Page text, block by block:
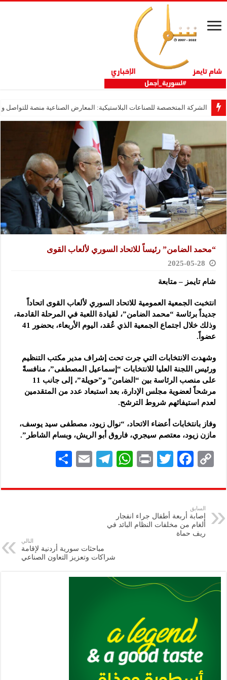
الشركة المتخصصة للصناعات البلاستيكية: المعارض الصناعية منصة للتواصل
“محمد الضامن” رئيساً للاتحاد السوري لألعاب القوى
2025-05-28
شام تايمز – متابعة
انتخبت الجمعية العمومية للاتحاد السوري لألعاب القوى اتحاداً
جديداً برئاسة “محمد الضامن”، لقيادة اللعبة في المرحلة القادمة،
وذلك خلال اجتماع الجمعية الذي عُقد، اليوم الأربعاء، بحضور 41
عضواً.
وشهدت الانتخابات التي جرت تحت إشراف مدير مكتب التنظيم
ورئيس اللجنة العليا للانتخابات “إسماعيل المصطفى”، منافسةً
على منصب الرئاسة بين “الضامن” و”حويلة”، إلى جانب 11
مرشحاً لعضوية مجلس الإدارة، بعد استبعاد عدد من المتقدمين
لعدم استيفائهم شروط الترشح.
وفاز بانتخابات أعضاء الاتحاد، “نوال زيود، مصطفى سيد يوسف،
مازن زيود، معتصم سيجري، فاروق أبو الريش، وبسام الشاطر”.
C
p
y
Li
n
F
eb
oo
k
T
tt
P
nt
W
at
A
p
Te
gr
E
ai
ar
السابق
إصابة أربعة أطفال جراء انفجار
ألغام من مخلفات النظام البائد في
ريف حماة
التالي
مباحثات سورية أردنية لإقامة
شراكات وتعزيز التعاون الصناعي